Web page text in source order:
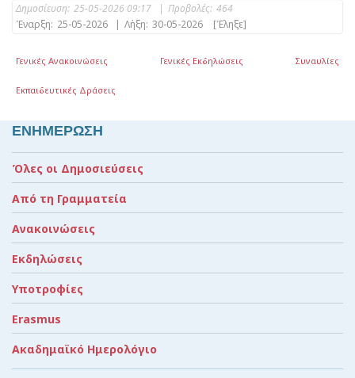
Δημοσίευση: 25-05-2026 09:17 | Προβολές: 464
Έναρξη: 25-05-2026 | Λήξη: 30-05-2026 [Έληξε]
Γενικές Ανακοινώσεις Γενικές Εκδηλώσεις Συναυλίες
Εκπαιδευτικές Δράσεις
ΕΝΗΜΕΡΩΣΗ
Όλες οι Δημοσιεύσεις
Από τη Γραμματεία
Ανακοινώσεις
Εκδηλώσεις
Υποτροφίες
Erasmus
Ακαδημαϊκό Ημερολόγιο